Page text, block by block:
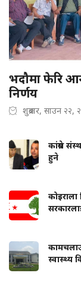
भदौमा फेरि
निर्णय
शुक्रबार, साउन २२,
कांग्रेस
हुने
स्वास्थ्य